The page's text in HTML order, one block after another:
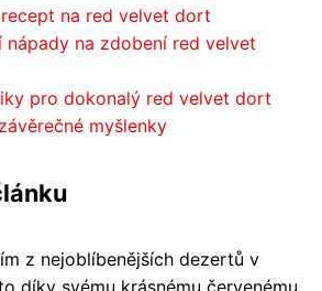
na red velvet dort
nápady na zdobení red velvet
pro dokonalý red velvet dort
myšlenky
z nejoblíbenějších dezertů v
díky svému krásnému červenému